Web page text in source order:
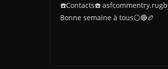
☎️Contacts☎️
Bonne semaine à tous⚪️🔴🏉